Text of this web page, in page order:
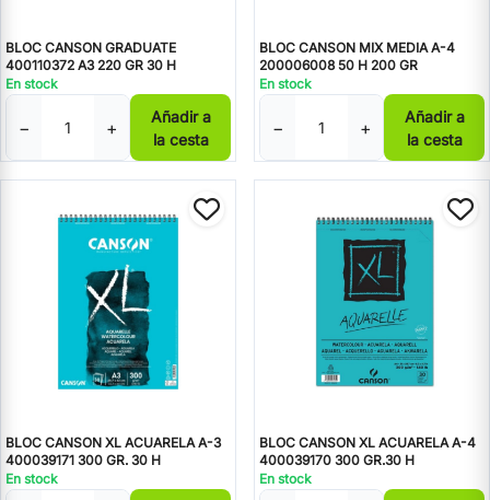
BLOC CANSON GRADUATE
400110372 A3 220 GR 30 H
En stock
− +
Añadir a
la cesta
BLOC CANSON MIX MEDIA A-4
200006008 50 H 200 GR
En stock
− +
Añadir a
la cesta
BLOC CANSON XL ACUARELA A-3
400039171 300 GR. 30 H
En stock
BLOC CANSON XL ACUARELA A-4
400039170 300 GR.30 H
En stock